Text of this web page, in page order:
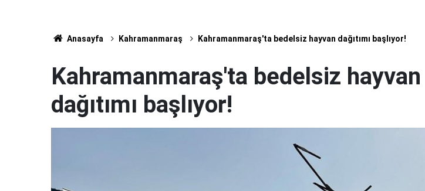
Anasayfa Kahramanmaraş Kahramanmaraş'ta bedelsiz hayvan dağıtımı başlıyor!
Kahramanmaraş'ta bedelsiz hayvan
dağıtımı başlıyor!